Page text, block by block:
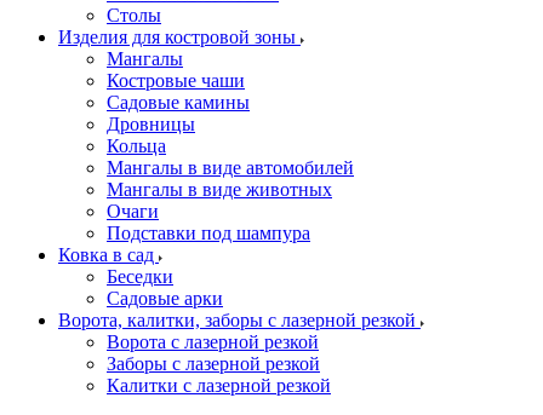
Столы
Изделия для костровой зоны
Мангалы
Костровые чаши
Садовые камины
Дровницы
Кольца
Мангалы в виде автомобилей
Мангалы в виде животных
Очаги
Подставки под шампура
Ковка в сад
Беседки
Садовые арки
Ворота, калитки, заборы с лазерной резкой
Ворота с лазерной резкой
Заборы с лазерной резкой
Калитки с лазерной резкой